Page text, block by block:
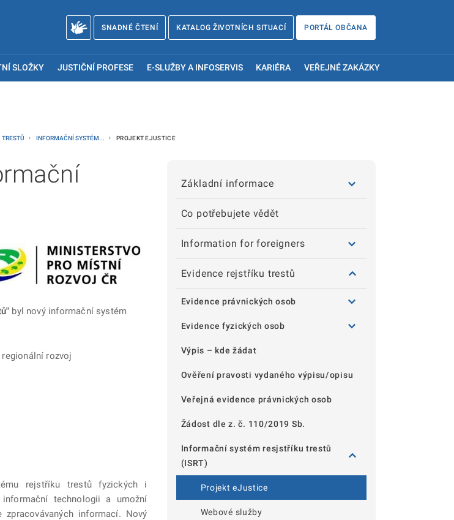
SNADNÉ ČTENÍ KATALOG ŽIVOTNÍCH SITUACÍ PORTÁL OBČANA
SLOŽKY JUSTIČNÍ PROFESE E-SLUŽBY A INFOSERVIS KARIÉRA VEŘEJNÉ ZAKÁZKY
TRESTŮ INFORMAČNÍ SYSTÉM... PROJEKT EJUSTICE
byl nový informační systém
rozvoj
rejstříku trestů fyzických i
technologii a umožní
informací. Nový
Základní informace
Co potřebujete vědět
Information for foreigners
Evidence rejstříku trestů
Evidence právnických osob
Evidence fyzických osob
Výpis – kde žádat
Ověření pravosti vydaného výpisu/opisu
Veřejná evidence právnických osob
Žádost dle z. č. 110/2019 Sb.
Informační systém resjstříku trestů
(ISRT)
Projekt eJustice
Webové služby